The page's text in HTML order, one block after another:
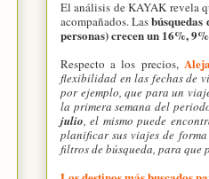
El análisis de KAYAK revela
acompañados. Las
personas) crecen un 16%,
Respecto a los precios,
flexibilidad en las fechas de
por ejemplo, que para un
la primera semana del
julio, el mismo puede
planificar sus viajes de
filtros de búsqueda, para que